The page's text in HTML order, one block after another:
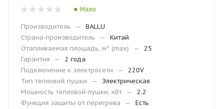
Мало
Производитель —
BALLU
Страна-производитель
—
Китай
Отапливаемая площадь, м² (max)
—
25
Гарантия
—
2 года
Подключение к электросети
—
220V
Тип тепловой пушки
—
Электрическая
Мощность тепловой пушки, кВт
—
2.2
Функция защиты от перегрева
—
Есть